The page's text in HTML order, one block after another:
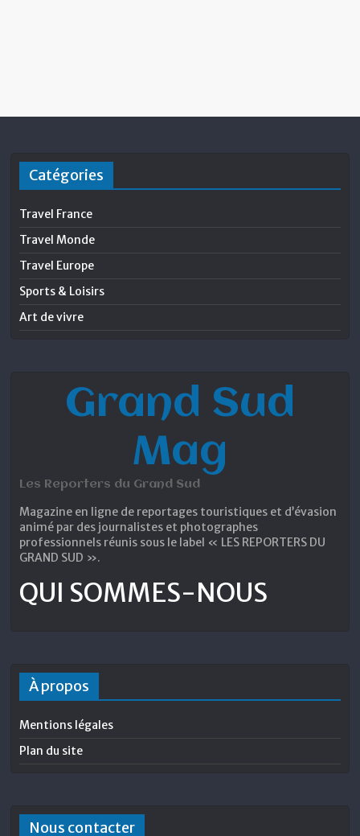
Catégories
Travel France
Travel Monde
Travel Europe
Sports & Loisirs
Art de vivre
Grand Sud
Mag
Les Reporters du Grand Sud
Magazine en ligne de reportages touristiques et d’évasion
animé par des journalistes et photographes
professionnels réunis sous le label « LES REPORTERS DU
GRAND SUD ».
QUI SOMMES-NOUS
À propos
Mentions légales
Plan du site
Nous contacter